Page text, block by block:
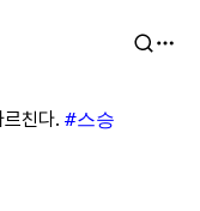
친다. #스승